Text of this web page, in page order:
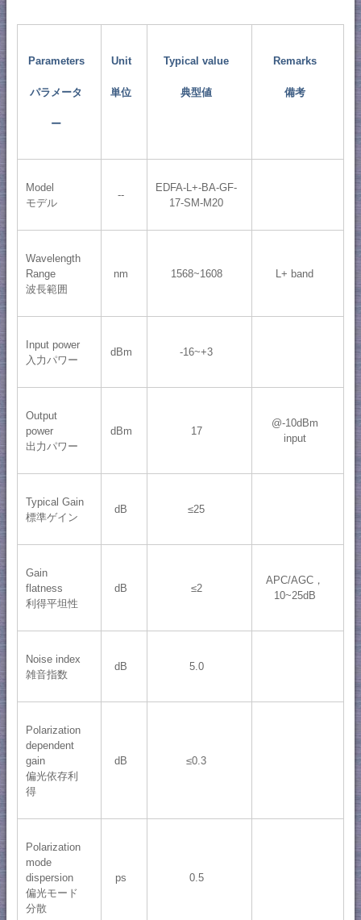
Parameters
パラメータ
ー
Unit
単位
Typical value
典型値
Remarks
備考
Model
モデル
--
EDFA-L+-BA-GF-
17-SM-M20
Wavelength
Range
波長範囲
nm 1568~1608 L+ band
Input power
入力パワー
dBm -16~+3
Output
power
出力パワー
dBm 17
@-10dBm
input
Typical Gain
標準ゲイン
dB ≤25
Gain
flatness
利得平坦性
dB ≤2
APC/AGC，
10~25dB
Noise index
雑音指数
dB 5.0
Polarization
dependent
gain
偏光依存利
得
dB ≤0.3
Polarization
mode
dispersion
偏光モード
分散
ps 0.5